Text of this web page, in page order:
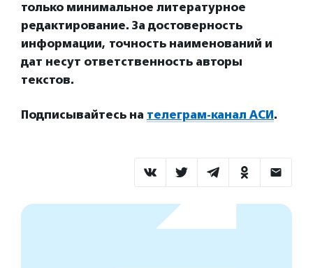
только минимальное литературное
редактирование. За достоверность
информации, точность наименований и
дат несут ответственность авторы
текстов.
Подписывайтесь на телеграм-канал АСИ.